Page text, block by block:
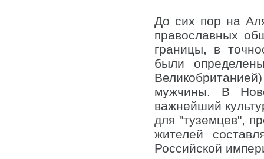
До сих пор на
православных
границы, в
были
мужчины. В
важнейший
для "туземцев",
жителей
Российской